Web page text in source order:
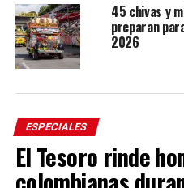
45 chivas y
preparan
2026
ESPECIALES
El Tesoro rinde